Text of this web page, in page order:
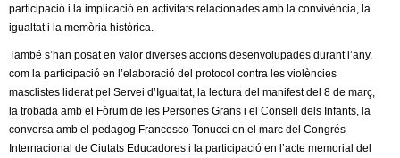
e
s
participació i la implicació en activitats relacionades amb la convivència, la
igualtat i la memòria històrica.
També s’han posat en valor diverses accions desenvolupades durant l’any,
com la participació en l’elaboració del protocol contra les violències
masclistes liderat pel Servei d’Igualtat, la lectura del manifest del 8 de març,
la trobada amb el Fòrum de les Persones Grans i el Consell dels Infants, la
conversa amb el pedagog Francesco Tonucci en el marc del Congrés
Internacional de Ciutats Educadores i la participació en l’acte memorial del